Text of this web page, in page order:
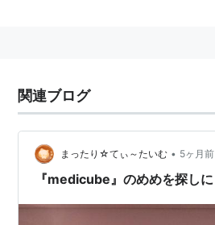
関連ブログ
まったり☆てぃ～たいむ • 5ヶ月前
『medicube』のめめを探しに